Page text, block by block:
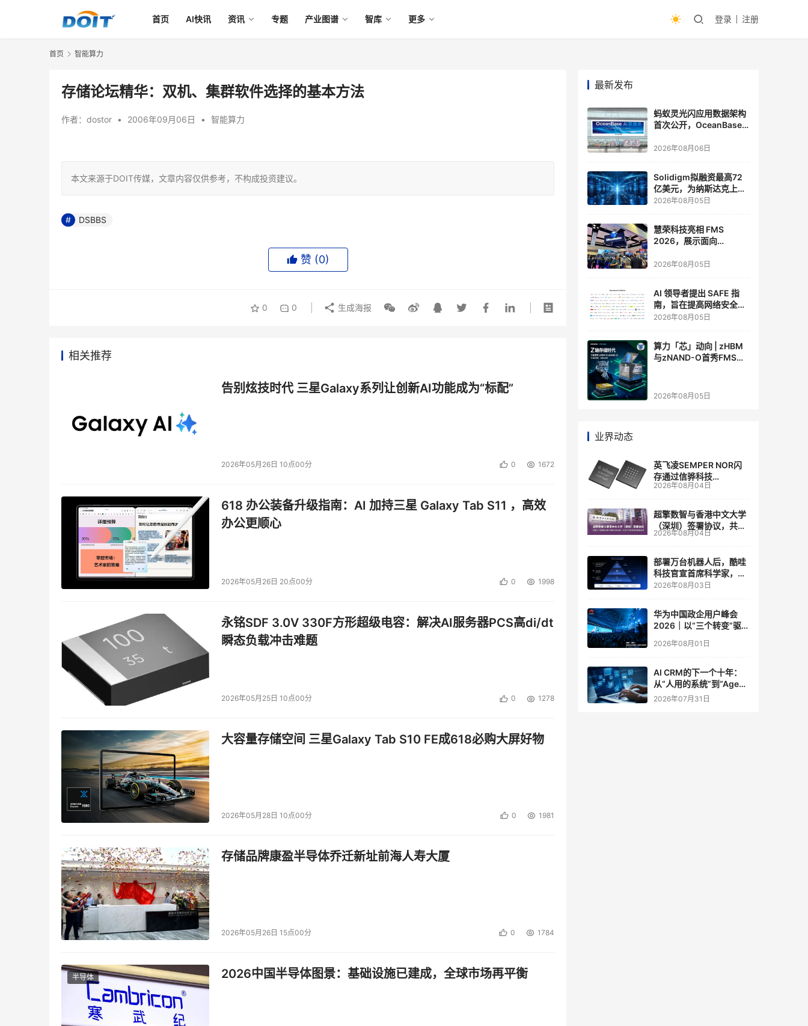
首页 AI快讯 资讯 专题 产业图谱 智库 更多 登录 注册
首页 智能算力
存储论坛精华：双机、集群软件选择的基本方法
作者： dostor • 2006年09月06日 • 智能算力
本文来源于DOIT传媒，文章内容仅供参考，不构成投资建议。
DSBBS
赞 (0)
0 0 生成海报
相关推荐
告别炫技时代 三星Galaxy系列让创新AI功能成为“标配”
2026年05月26日 10点00分 0 1672
618 办公装备升级指南：AI 加持三星 Galaxy Tab S11 ，高效
办公更顺心
2026年05月26日 20点00分 0 1998
永铭SDF 3.0V 330F方形超级电容：解决AI服务器PCS高di/dt
瞬态负载冲击难题
2026年05月25日 10点00分 0 1278
大容量存储空间 三星Galaxy Tab S10 FE成618必购大屏好物
2026年05月28日 10点00分 0 1981
存储品牌康盈半导体乔迁新址前海人寿大厦
2026年05月26日 15点00分 0 1784
半导体 2026中国半导体图景：基础设施已建成，全球市场再平衡
最新发布
蚂蚁灵光闪应用数据架构
首次公开，OceanBase
2026年08月06日
Solidigm拟融资最高72
亿美元，为纳斯达克上市
做准备
2026年08月05日
慧荣科技亮相 FMS
2026，展示面向
存储方案
2026年08月05日
AI 领导者提出 SAFE 指
南，旨在提高网络安全透
明度
2026年08月05日
算力「芯」动向 | zHBM
与zNAND-O首秀FMS
个维度，z轴算盘的魅力
2026年08月05日
业界动态
英飞凌SEMPER NOR闪
存通过信骅科技
AST2700 BMC认证，全
管理
2026年08月04日
超擎数智与香港中文大学
（深圳）签署协议，共建
人工智能和边缘计算联合
2026年08月04日
部署万台机器人后，酷哇
科技官宣首席科学家，要
让世界模型交付生产力
2026年08月03日
华为中国政企用户峰会
2026｜以“三个转变”驱动
2026年08月01日
AI CRM的下一个十年：
从“人用的系统”到“Agent
调用的底座”
2026年07月31日